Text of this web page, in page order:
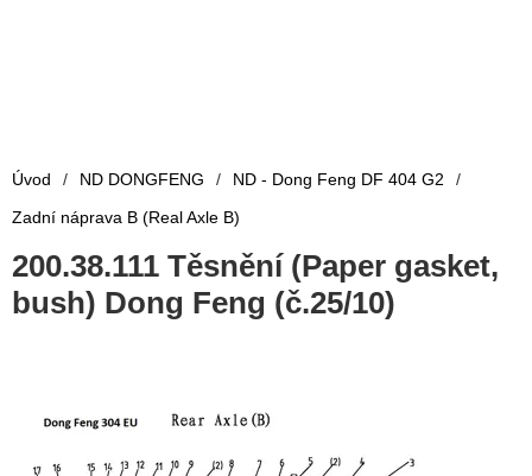
Úvod / ND DONGFENG / ND - Dong Feng DF 404 G2
/
Zadní náprava B (Real Axle B)
200.38.111 Těsnění (Paper gasket,
bush) Dong Feng (č.25/10)